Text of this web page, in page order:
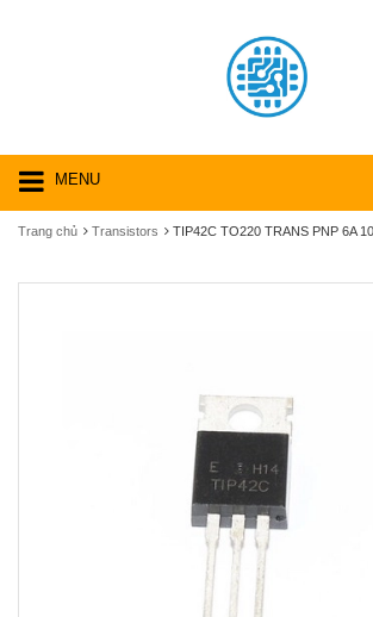
MENU
Trang chủ Transistors TIP42C TO220 TRANS PNP 6A